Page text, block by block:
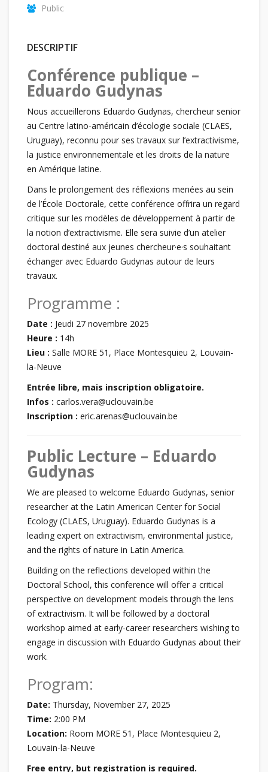
Public
DESCRIPTIF
Conférence publique –
Eduardo Gudynas
Nous accueillerons Eduardo Gudynas, chercheur senior
au Centre latino-américain d’écologie sociale (CLAES,
Uruguay), reconnu pour ses travaux sur l’extractivisme,
la justice environnementale et les droits de la nature
en Amérique latine.
Dans le prolongement des réflexions menées au sein
de l’École Doctorale, cette conférence offrira un regard
critique sur les modèles de développement à partir de
la notion d’extractivisme. Elle sera suivie d’un atelier
doctoral destiné aux jeunes chercheur·e·s souhaitant
échanger avec Eduardo Gudynas autour de leurs
travaux.
Programme :
Date : Jeudi 27 novembre 2025
Heure : 14h
Lieu : Salle MORE 51, Place Montesquieu 2, Louvain-
la-Neuve
Entrée libre, mais inscription obligatoire.
Infos : carlos.vera@uclouvain.be
Inscription : eric.arenas@uclouvain.be
Public Lecture – Eduardo
Gudynas
We are pleased to welcome Eduardo Gudynas, senior
researcher at the Latin American Center for Social
Ecology (CLAES, Uruguay). Eduardo Gudynas is a
leading expert on extractivism, environmental justice,
and the rights of nature in Latin America.
Building on the reflections developed within the
Doctoral School, this conference will offer a critical
perspective on development models through the lens
of extractivism. It will be followed by a doctoral
workshop aimed at early-career researchers wishing to
engage in discussion with Eduardo Gudynas about their
work.
Program:
Date: Thursday, November 27, 2025
Time: 2:00 PM
Location: Room MORE 51, Place Montesquieu 2,
Louvain-la-Neuve
Free entry, but registration is required.